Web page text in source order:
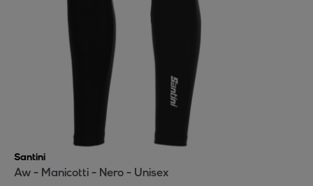
Santini
Aw - Manicotti - Nero - Unisex